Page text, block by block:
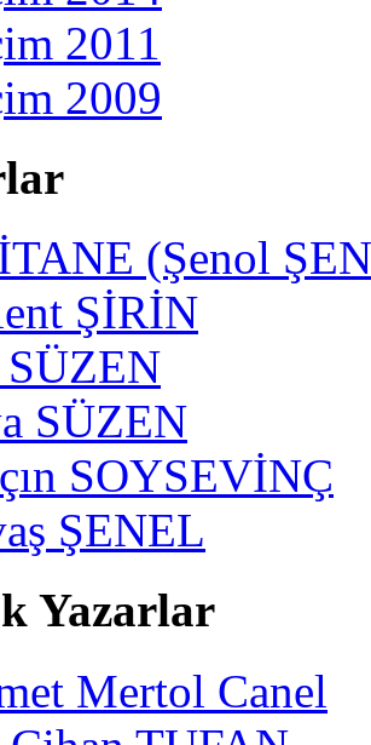
2011
2009
(Şenol
ŞİRİN
SÜZEN
SOYSEVİNÇ
ŞENEL
Yazarlar
Mertol Canel